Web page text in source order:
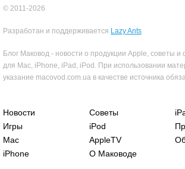
© 2011-2026
Разработан и поддерживается Lazy Ants
Блог Маковод - новости о продукции Apple, советы
для Mac, iPhone, iPad, iPod. При использовании
указание macovod.com.ua в качестве источника
Новости Советы
Игры
iPod
Mac
AppleTV
iPhone
О Маководе